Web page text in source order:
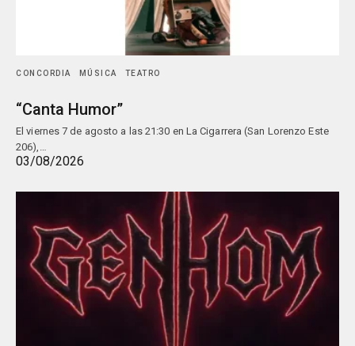
CONCORDIA MÚSICA TEATRO
“Canta Humor”
El viernes 7 de agosto a las 21:30 en La Cigarrera (San Lorenzo Este
206),…
03/08/2026